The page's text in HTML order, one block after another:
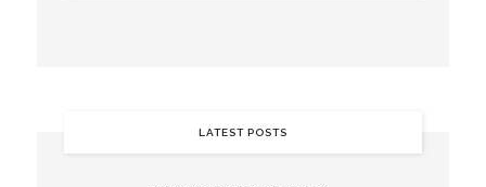
LATEST POSTS